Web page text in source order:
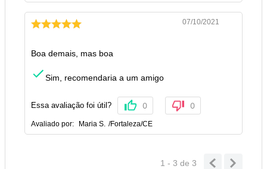
07/10/2021
Boa demais, mas boa
Sim, recomendaria a um amigo
Essa avaliação foi útil? 0 0
Avaliado por: Maria S. /Fortaleza/CE
1 - 3 de 3